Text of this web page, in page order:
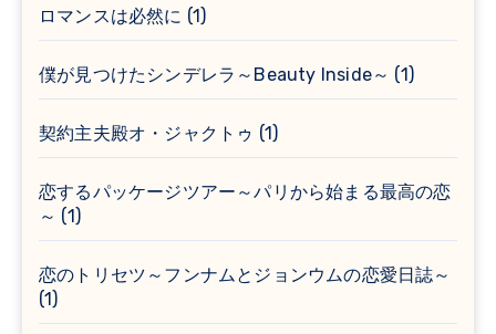
ロマンスは必然に (1)
僕が見つけたシンデレラ～Beauty Inside～ (1)
契約主夫殿オ・ジャクトゥ (1)
恋するパッケージツアー～パリから始まる最高の恋
～ (1)
恋のトリセツ～フンナムとジョンウムの恋愛日誌～
(1)